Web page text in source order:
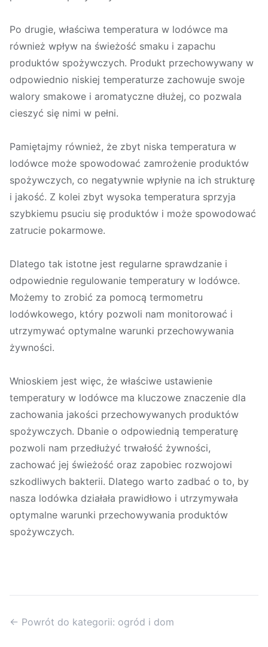
Po drugie, właściwa temperatura w lodówce ma
również wpływ na świeżość smaku i zapachu
produktów spożywczych. Produkt przechowywany w
odpowiednio niskiej temperaturze zachowuje swoje
walory smakowe i aromatyczne dłużej, co pozwala
cieszyć się nimi w pełni.
Pamiętajmy również, że zbyt niska temperatura w
lodówce może spowodować zamrożenie produktów
spożywczych, co negatywnie wpłynie na ich strukturę
i jakość. Z kolei zbyt wysoka temperatura sprzyja
szybkiemu psuciu się produktów i może spowodować
zatrucie pokarmowe.
Dlatego tak istotne jest regularne sprawdzanie i
odpowiednie regulowanie temperatury w lodówce.
Możemy to zrobić za pomocą termometru
lodówkowego, który pozwoli nam monitorować i
utrzymywać optymalne warunki przechowywania
żywności.
Wnioskiem jest więc, że właściwe ustawienie
temperatury w lodówce ma kluczowe znaczenie dla
zachowania jakości przechowywanych produktów
spożywczych. Dbanie o odpowiednią temperaturę
pozwoli nam przedłużyć trwałość żywności,
zachować jej świeżość oraz zapobiec rozwojowi
szkodliwych bakterii. Dlatego warto zadbać o to, by
nasza lodówka działała prawidłowo i utrzymywała
optymalne warunki przechowywania produktów
spożywczych.
← Powrót do kategorii: ogród i dom